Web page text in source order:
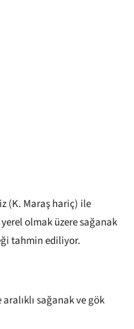
(K. Maraş hariç) ile
olmak üzere sağanak
tahmin ediliyor.
sağanak ve gök